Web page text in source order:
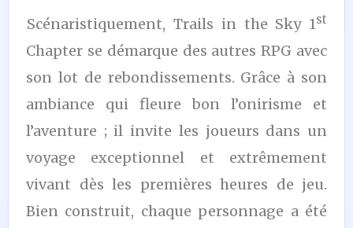
Scénaristiquement, Trails in the Sky 1st
Chapter se démarque des autres RPG avec
son lot de rebondissements. Grâce à son
ambiance qui fleure bon l’onirisme et
l’aventure ; il invite les joueurs dans un
voyage exceptionnel et extrêmement
vivant dès les premières heures de jeu.
Bien construit, chaque personnage a été